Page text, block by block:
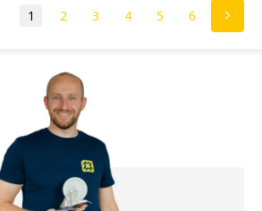
1 2 3 4 5 6